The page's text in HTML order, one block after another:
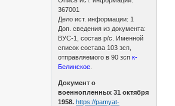
367001
Дело ист. информации: 1
Доп. сведения из документа:
ВУС-1, состав р/с. Именной
список состава 103 зсп,
отправляемого в 90 зспк-
Белинское
Документ о
военнопленных 31 октября
1958. https://pamyat-